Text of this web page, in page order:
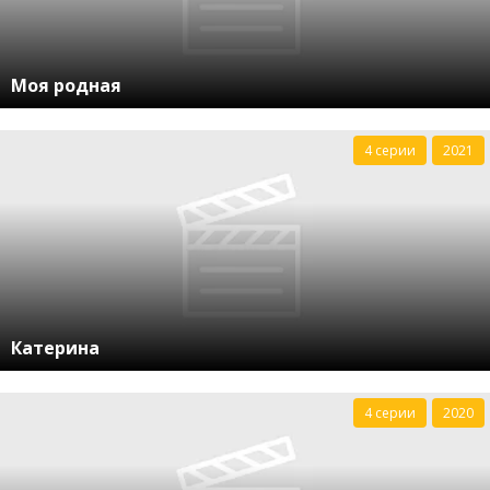
Моя родная
Катерина
4 серии 2021
4 серии 2020